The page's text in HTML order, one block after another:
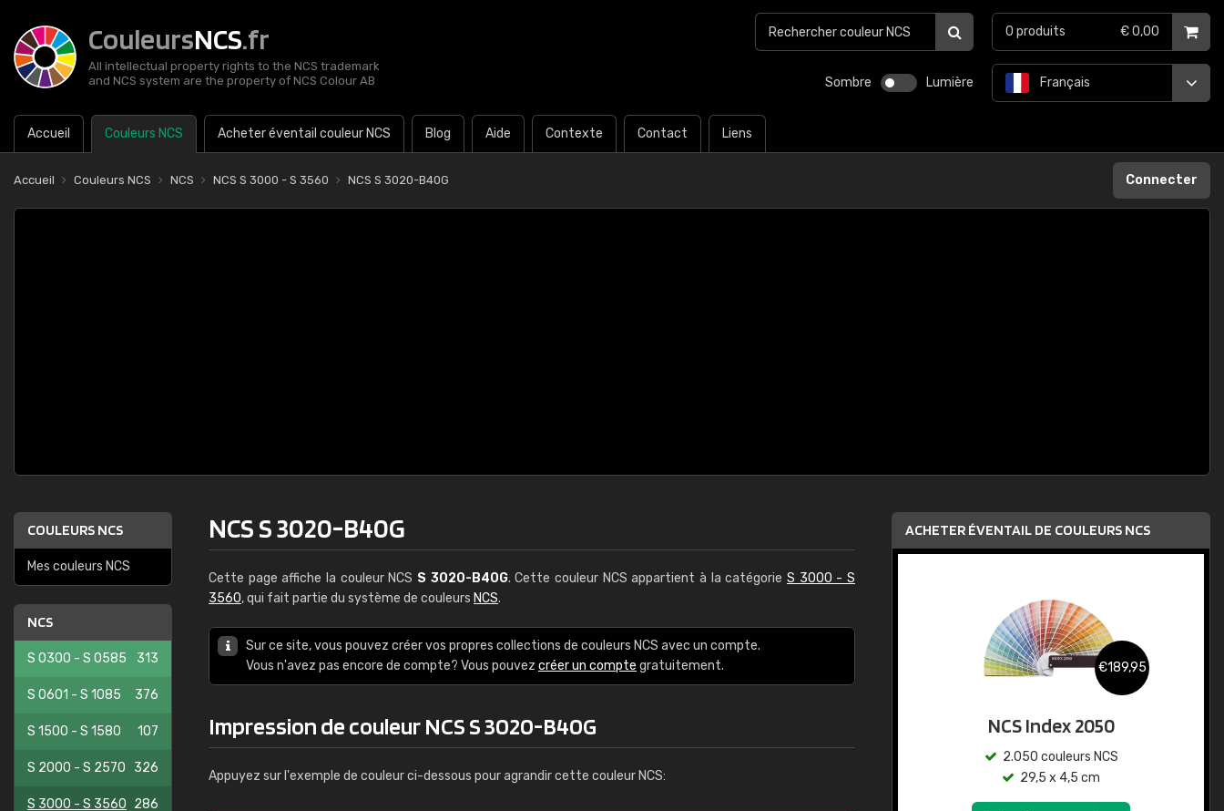
CouleursNCS.fr
All intellectual property rights to the NCS trademark
and NCS system are the property of NCS Colour AB
Sombre Lumière
Accueil Couleurs NCS Acheter éventail couleur NCS Blog Aide Contexte Contact Liens
Français
0 produits € 0,00
Accueil Couleurs NCS NCS NCS S 3000 - S 3560 NCS S 3020-B40G Connecter
COULEURS NCS
Mes couleurs NCS
NCS
S 0300 - S 0585 313
S 0601 - S 1085 376
S 1500 - S 1580 107
S 2000 - S 2570 326
S 3000 - S 3560 286
NCS S 3020-B40G
Cette page affiche la couleur NCS S 3020-B40G. Cette couleur NCS appartient à la catégorieS 3000 - S
3560, qui fait partie du système de couleurs NCS.
Sur ce site, vous pouvez créer vos propres collections de couleurs NCS avec un compte.
Vous n'avez pas encore de compte? Vous pouvez créer un compte gratuitement.
Impression de couleur NCS S 3020-B40G
Appuyez sur l'exemple de couleur ci-dessous pour agrandir cette couleur NCS:
ACHETER ÉVENTAIL DE COULEURS NCS
€189,95
NCS Index 2050
2.050 couleurs NCS
29,5 x 4,5 cm